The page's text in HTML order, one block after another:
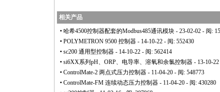
相关产品
• 哈希4500控制器配套的Modbus485通讯模块 - 23-02-02 - 阅:
• POLYMETRON 9500 控制器 - 14-10-22 - 阅: 552430
• sc200 通用型控制器 - 14-10-22 - 阅: 562414
• si6XX系列pH、ORP、电导率、溶氧和余氯控制器 - 13-10-
• ControlMate-2 两点式压力控制器 - 11-04-20 - 阅: 548773
• ControlMate-FM 连续动态压力控制器 - 11-04-20 - 阅: 430280